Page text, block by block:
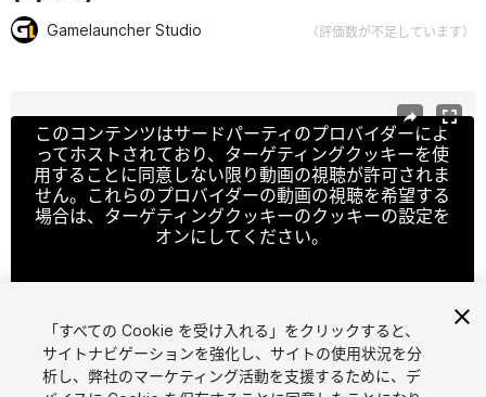
Gamelauncher Studio （評価数が不足しています）
このコンテンツはサードパーティのプロバイダーによ
ってホストされており、ターゲティングクッキーを使
用することに同意しない限り動画の視聴が許可されま
せん。これらのプロバイダーの動画の視聴を希望する
場合は、ターゲティングクッキーのクッキーの設定を
オンにしてください。
クッキーの設定
1/4
「すべての Cookie を受け入れる」をクリックすると、
サイトナビゲーションを強化し、サイトの使用状況を分
析し、弊社のマーケティング活動を支援するために、デ